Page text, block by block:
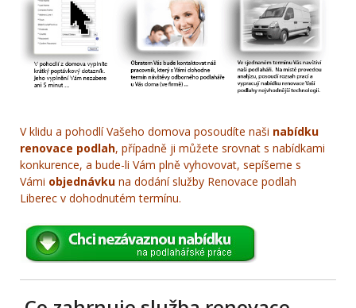
V klidu a pohodlí Vašeho domova posoudíte naši nabídku
renovace podlah, případně ji můžete srovnat s nabídkami
konkurence, a bude-li Vám plně vyhovovat, sepíšeme s
Vámi objednávku na dodání služby Renovace podlah
Liberec v dohodnutém termínu.